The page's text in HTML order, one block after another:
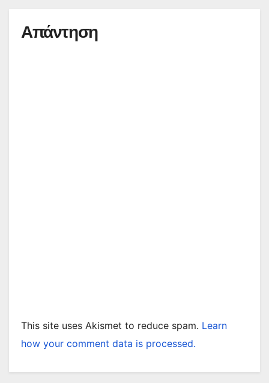
Απάντηση
This site uses Akismet to reduce spam. Learn
how your comment data is processed.